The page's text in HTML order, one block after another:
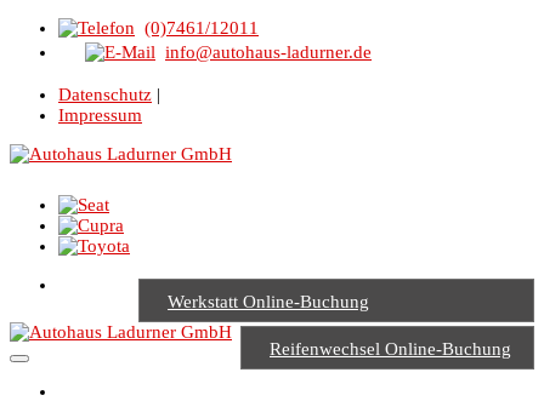
(0)7461/12011
info@autohaus-ladurner.de
Datenschutz |
Impressum
Werkstatt Online-Buchung
Reifenwechsel Online-Buchung